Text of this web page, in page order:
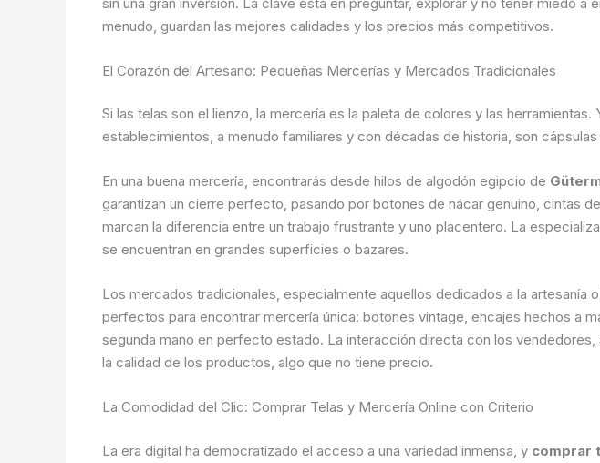
menudo, guardan las mejores calidades y los precios más competitivos.
El Corazón del Artesano: Pequeñas Mercerías y Mercados Tradicionales
Si las telas son el lienzo, la mercería es la paleta de colores y las herramientas.
establecimientos, a menudo familiares y con décadas de historia, son
En una buena mercería, encontrarás desde hilos de algodón egipcio de
garantizan un cierre perfecto, pasando por botones de nácar genuino, cintas
marcan la diferencia entre un trabajo frustrante y uno placentero. La
se encuentran en grandes superficies o bazares.
Los mercados tradicionales, especialmente aquellos dedicados a la
perfectos para encontrar mercería única: botones vintage, encajes hechos a
segunda mano en perfecto estado. La interacción directa con los
la calidad de los productos, algo que no tiene precio.
La Comodidad del Clic: Comprar Telas y Mercería Online con Criterio
La era digital ha democratizado el acceso a una variedad inmensa, y comprar